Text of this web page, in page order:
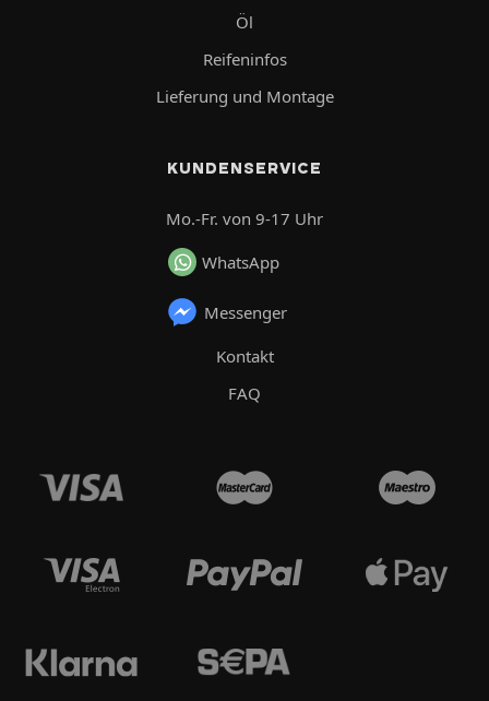
Öl
Reifeninfos
Lieferung und Montage
KUNDENSERVICE
Mo.-Fr. von 9-17 Uhr
WhatsApp
Messenger
Kontakt
FAQ